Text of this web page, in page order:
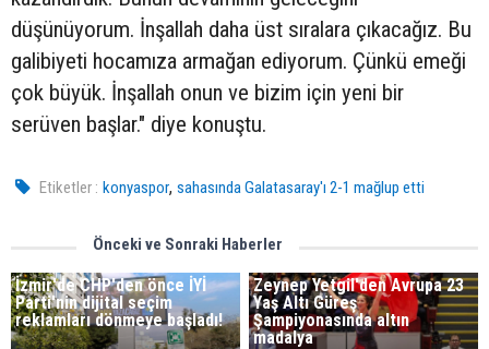
düşünüyorum. İnşallah daha üst sıralara çıkacağız. Bu
galibiyeti hocamıza armağan ediyorum. Çünkü emeği
çok büyük. İnşallah onun ve bizim için yeni bir
serüven başlar." diye konuştu.
Etiketler : konyaspor,sahasında Galatasaray'ı 2-1 mağlup etti
Önceki ve Sonraki Haberler
İzmir'de CHP'den önce İYİ
Parti'nin dijital seçim
reklamları dönmeye başladı!
Zeynep Yetgil'den Avrupa 23
Yaş Altı Güreş
Şampiyonasında altın
madalya